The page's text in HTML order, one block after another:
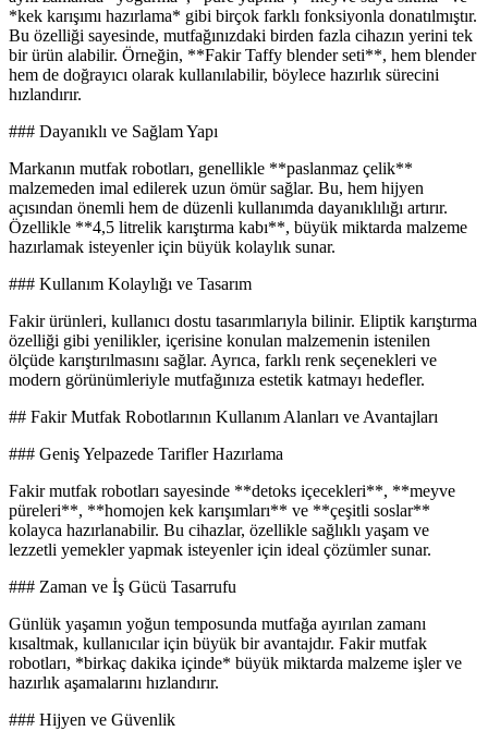
*kek karışımı hazırlama* gibi birçok farklı fonksiyonla donatılmıştır.
Bu özelliği sayesinde, mutfağınızdaki birden fazla cihazın yerini tek
bir ürün alabilir. Örneğin, **Fakir Taffy blender seti**, hem blender
hem de doğrayıcı olarak kullanılabilir, böylece hazırlık sürecini
hızlandırır.
### Dayanıklı ve Sağlam Yapı
Markanın mutfak robotları, genellikle **paslanmaz çelik**
malzemeden imal edilerek uzun ömür sağlar. Bu, hem hijyen
açısından önemli hem de düzenli kullanımda dayanıklılığı artırır.
Özellikle **4,5 litrelik karıştırma kabı**, büyük miktarda malzeme
hazırlamak isteyenler için büyük kolaylık sunar.
### Kullanım Kolaylığı ve Tasarım
Fakir ürünleri, kullanıcı dostu tasarımlarıyla bilinir. Eliptik karıştırma
özelliği gibi yenilikler, içerisine konulan malzemenin istenilen
ölçüde karıştırılmasını sağlar. Ayrıca, farklı renk seçenekleri ve
modern görünümleriyle mutfağınıza estetik katmayı hedefler.
## Fakir Mutfak Robotlarının Kullanım Alanları ve Avantajları
### Geniş Yelpazede Tarifler Hazırlama
Fakir mutfak robotları sayesinde **detoks içecekleri**, **meyve
püreleri**, **homojen kek karışımları** ve **çeşitli soslar**
kolayca hazırlanabilir. Bu cihazlar, özellikle sağlıklı yaşam ve
lezzetli yemekler yapmak isteyenler için ideal çözümler sunar.
### Zaman ve İş Gücü Tasarrufu
Günlük yaşamın yoğun temposunda mutfağa ayırılan zamanı
kısaltmak, kullanıcılar için büyük bir avantajdır. Fakir mutfak
robotları, *birkaç dakika içinde* büyük miktarda malzeme işler ve
hazırlık aşamalarını hızlandırır.
### Hijyen ve Güvenlik